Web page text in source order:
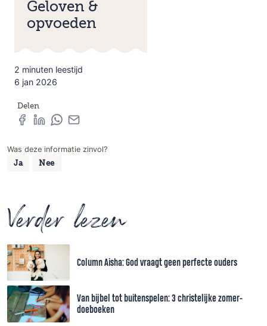
Geloven &
opvoeden
2 minuten leestijd
6 jan 2026
Delen
Was deze informatie zinvol?
Ja Nee
Verder lezen
Column Aisha: God vraagt geen perfecte ouders
Van bijbel tot buitenspelen: 3 christelijke zomer-
doeboeken